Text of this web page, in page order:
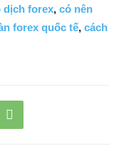
dịch forex, có nên
forex quốc tế, cách